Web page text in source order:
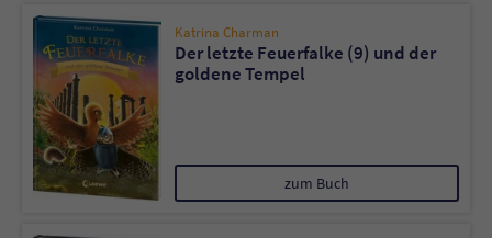
Katrina Charman
Der letzte Feuerfalke (9) und der
goldene Tempel
zum Buch